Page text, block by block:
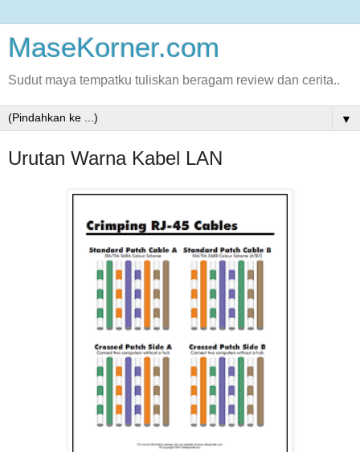
MaseKorner.com
Sudut maya tempatku tuliskan beragam review dan cerita..
▼
Urutan Warna Kabel LAN